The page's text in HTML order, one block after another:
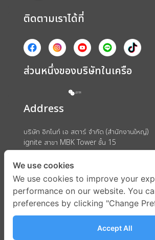
ติดตามเราได้ที่
ส่วนหนึ่งของบริษัทในเครือ
Address
บริษัท อิกไนท์ เอ สตาร์ จำกัด (สำนักงานใหญ่)
ignite สาขา MBK Tower ชั้น 15
ถนนพญาไท แขวงวังใหม่ เขตปทุมวัน กรุงเทพ
We use cookies
We use cookies to improve your
performance on our website. You
preferences by clicking "Change
Accept All